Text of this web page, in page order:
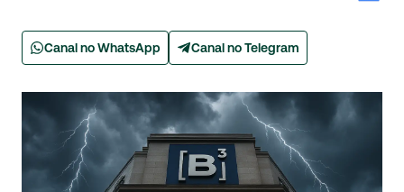
Canal no WhatsApp Canal no Telegram